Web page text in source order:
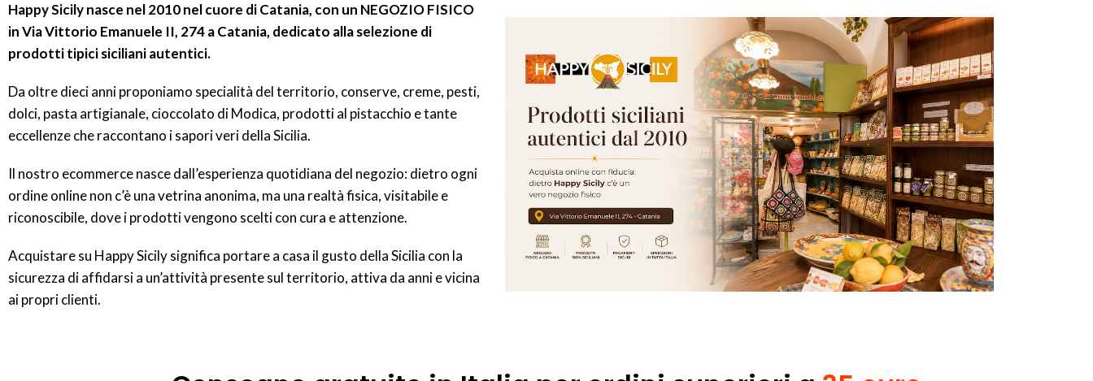
Happy Sicily nasce nel 2010 nel cuore di Catania, con un NEGOZIO FISICO
in Via Vittorio Emanuele II, 274 a Catania, dedicato alla selezione di
prodotti tipici siciliani autentici.
Da oltre dieci anni proponiamo specialità del territorio, conserve, creme, pesti,
dolci, pasta artigianale, cioccolato di Modica, prodotti al pistacchio e tante
eccellenze che raccontano i sapori veri della Sicilia.
Il nostro ecommerce nasce dall’esperienza quotidiana del negozio: dietro ogni
ordine online non c’è una vetrina anonima, ma una realtà fisica, visitabile e
riconoscibile, dove i prodotti vengono scelti con cura e attenzione.
Acquistare su Happy Sicily significa portare a casa il gusto della Sicilia con la
sicurezza di affidarsi a un’attività presente sul territorio, attiva da anni e vicina
ai propri clienti.